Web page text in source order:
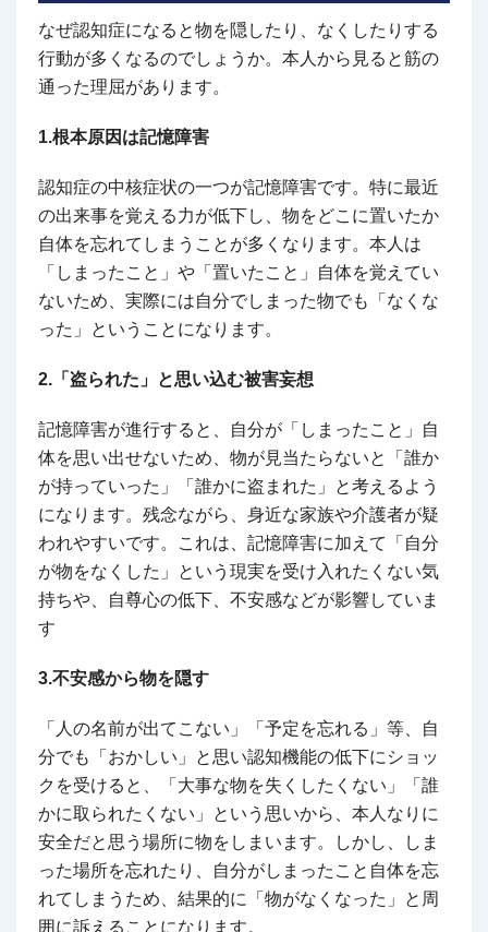
なぜ認知症になると物を隠したり、なくしたりする
行動が多くなるのでしょうか。本人から見ると筋の
通った理屈があります。
1.根本原因は記憶障害
認知症の中核症状の一つが記憶障害です。特に最近
の出来事を覚える力が低下し、物をどこに置いたか
自体を忘れてしまうことが多くなります。本人は
「しまったこと」や「置いたこと」自体を覚えてい
ないため、実際には自分でしまった物でも「なくな
った」ということになります。
2.「盗られた」と思い込む被害妄想
記憶障害が進行すると、自分が「しまったこと」自
体を思い出せないため、物が見当たらないと「誰か
が持っていった」「誰かに盗まれた」と考えるよう
になります。残念ながら、身近な家族や介護者が疑
われやすいです。これは、記憶障害に加えて「自分
が物をなくした」という現実を受け入れたくない気
持ちや、自尊心の低下、不安感などが影響していま
す
3.不安感から物を隠す
「人の名前が出てこない」「予定を忘れる」等、自
分でも「おかしい」と思い認知機能の低下にショッ
クを受けると、「大事な物を失くしたくない」「誰
かに取られたくない」という思いから、本人なりに
安全だと思う場所に物をしまいます。しかし、しま
った場所を忘れたり、自分がしまったこと自体を忘
れてしまうため、結果的に「物がなくなった」と周
囲に訴えることになります。